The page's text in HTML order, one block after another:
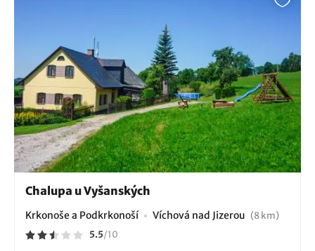
Chalupa u Vyšanských
Krkonoše a Podkrkonoší Víchová nad Jizerou (8 km)
5.5/10